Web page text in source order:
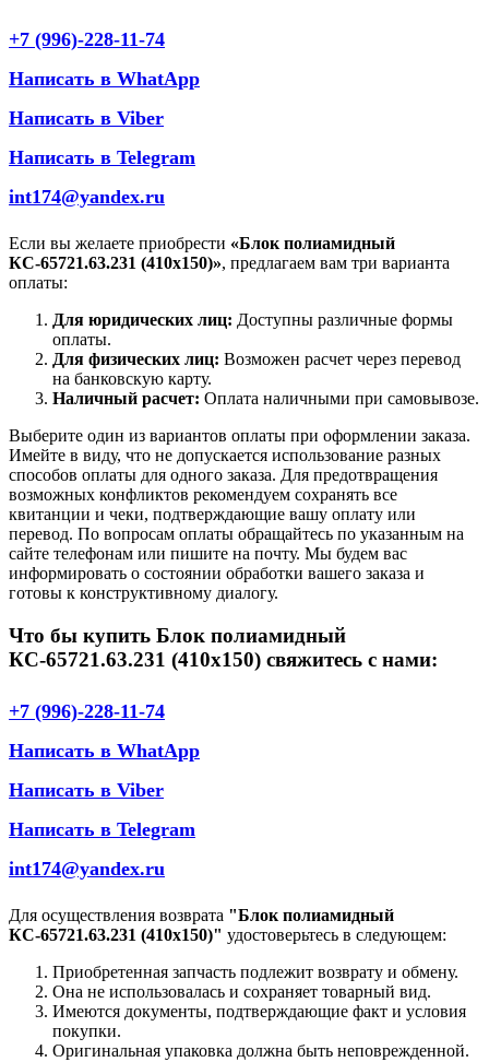
+7 (996)-228-11-74
Написать в WhatApp
Написать в Viber
Написать в Telegram
int174@yandex.ru
Если вы желаете приобрести «Блок полиамидный
КС-65721.63.231 (410х150)», предлагаем вам три варианта
оплаты:
Для юридических лиц: Доступны различные формы
оплаты.
Для физических лиц: Возможен расчет через перевод
на банковскую карту.
Наличный расчет: Оплата наличными при самовывозе.
Выберите один из вариантов оплаты при оформлении заказа.
Имейте в виду, что не допускается использование разных
способов оплаты для одного заказа. Для предотвращения
возможных конфликтов рекомендуем сохранять все
квитанции и чеки, подтверждающие вашу оплату или
перевод. По вопросам оплаты обращайтесь по указанным на
сайте телефонам или пишите на почту. Мы будем вас
информировать о состоянии обработки вашего заказа и
готовы к конструктивному диалогу.
Что бы купить Блок полиамидный
КС-65721.63.231 (410х150) свяжитесь с нами:
+7 (996)-228-11-74
Написать в WhatApp
Написать в Viber
Написать в Telegram
int174@yandex.ru
Для осуществления возврата "Блок полиамидный
КС-65721.63.231 (410х150)" удостоверьтесь в следующем:
Приобретенная запчасть подлежит возврату и обмену.
Она не использовалась и сохраняет товарный вид.
Имеются документы, подтверждающие факт и условия
покупки.
Оригинальная упаковка должна быть неповрежденной.